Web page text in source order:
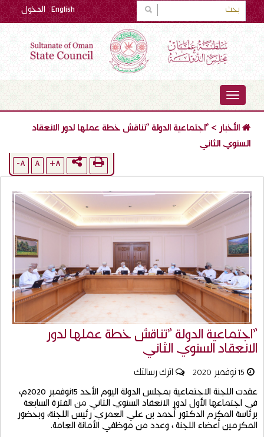
الدخول English
TOGGLE
NAVIGATION
الأخبار>"اجتماعية الدولة "تناقش خطة عملها لدور الانعقاد
السنوي الثاني
A+
A
A-
"اجتماعية الدولة "تناقش خطة عملها لدور
الانعقاد السنوي الثاني
15 نوفمبر 2020
اترك رسالتك
عقدتاللجنةالاجتماعيةبمجلسالدولةاليومالأحد نوفمبر م،
فياجتماعهاالأوللدورالانعقادالسنويالثاني منالفترةالسابعة
برئاسةالمكرمالدكتورأحمدبنعليالعمريرئيساللجنة،وبحضور
المكرمينأعضاءاللجنة،وعددمنموظفيالأمانةالعامة.